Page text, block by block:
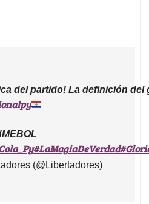
del partido! La definición
#LaMagiaDeVerdad
(@Libertadores)